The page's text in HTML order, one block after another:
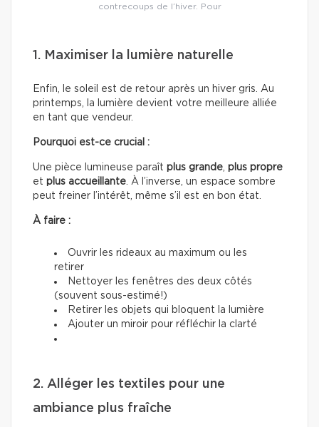
contrecoups de l’hiver. Pour
1. Maximiser la lumière naturelle
Enfin, le soleil est de retour après un hiver gris. Au
printemps, la lumière devient votre meilleure alliée
en tant que vendeur.
Pourquoi est-ce crucial :
Une pièce lumineuse paraît plus grande, plus propre
et plus accueillante. À l’inverse, un espace sombre
peut freiner l’intérêt, même s’il est en bon état.
À faire :
Ouvrir les rideaux au maximum ou les
retirer
Nettoyer les fenêtres des deux côtés
(souvent sous-estimé!)
Retirer les objets qui bloquent la lumière
Ajouter un miroir pour réfléchir la clarté
2. Alléger les textiles pour une
ambiance plus fraîche